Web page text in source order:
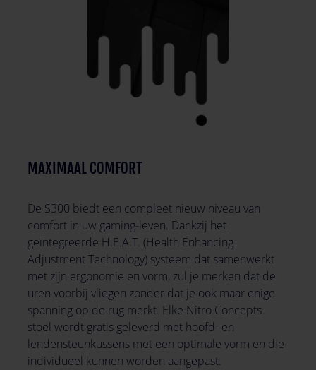
MAXIMAAL COMFORT
De S300 biedt een compleet nieuw niveau van
comfort in uw gaming-leven. Dankzij het
geïntegreerde H.E.A.T. (Health Enhancing
Adjustment Technology) systeem dat samenwerkt
met zijn ergonomie en vorm, zul je merken dat de
uren voorbij vliegen zonder dat je ook maar enige
spanning op de rug merkt. Elke Nitro Concepts-
stoel wordt gratis geleverd met hoofd- en
lendensteunkussens met een optimale vorm en die
individueel kunnen worden aangepast.